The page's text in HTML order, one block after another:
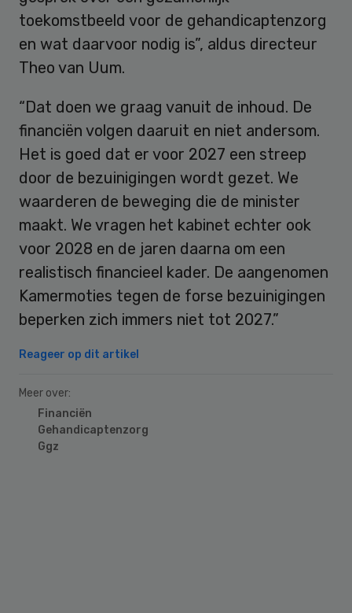
toekomstbeeld voor de gehandicaptenzorg
en wat daarvoor nodig is”, aldus directeur
Theo van Uum.
“Dat doen we graag vanuit de inhoud. De
financiën volgen daaruit en niet andersom.
Het is goed dat er voor 2027 een streep
door de bezuinigingen wordt gezet. We
waarderen de beweging die de minister
maakt. We vragen het kabinet echter ook
voor 2028 en de jaren daarna om een
realistisch financieel kader. De aangenomen
Kamermoties tegen de forse bezuinigingen
beperken zich immers niet tot 2027.”
Reageer op dit artikel
Meer over:
Financiën
Gehandicaptenzorg
Ggz